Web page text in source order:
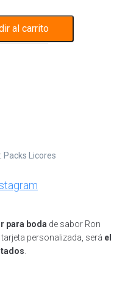
al carrito
Packs Licores
para boda de sabor Ron
personalizada, será el